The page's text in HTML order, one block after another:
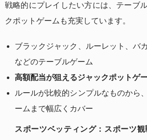
戦略的にプレイしたい方には、テーブ
クポットゲームも充実しています。
ブラックジャック、ルーレット、バ
などのテーブルゲーム
高額配当が狙えるジャックポットゲ
ルールが比較的シンプルなものから
ームまで幅広くカバー
スポーツベッティング：スポーツ